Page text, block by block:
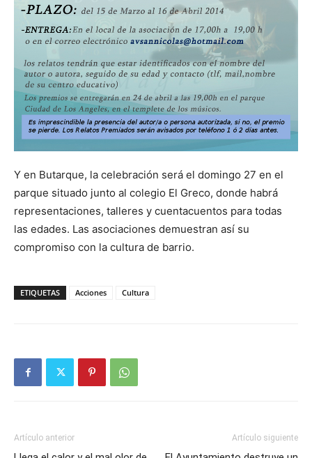
Y en Butarque, la celebración será el domingo 27 en el
parque situado junto al colegio El Greco, donde habrá
representaciones, talleres y cuentacuentos para todas
las edades. Las asociaciones demuestran así su
compromiso con la cultura de barrio.
ETIQUETAS Acciones Cultura
Artículo anterior Artículo siguiente